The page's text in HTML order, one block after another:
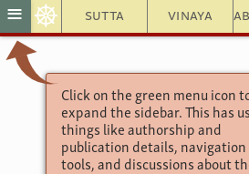
Sutta Vinaya
≡ ☸
Click on the green menu icon
expand the sidebar. This has
things like authorship and
publication details, navigation
tools, and discussions about
Aṅguttara
Das Vierer-
86. Hoch